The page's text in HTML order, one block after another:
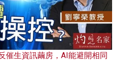
催生資訊繭房，AI能避開相同